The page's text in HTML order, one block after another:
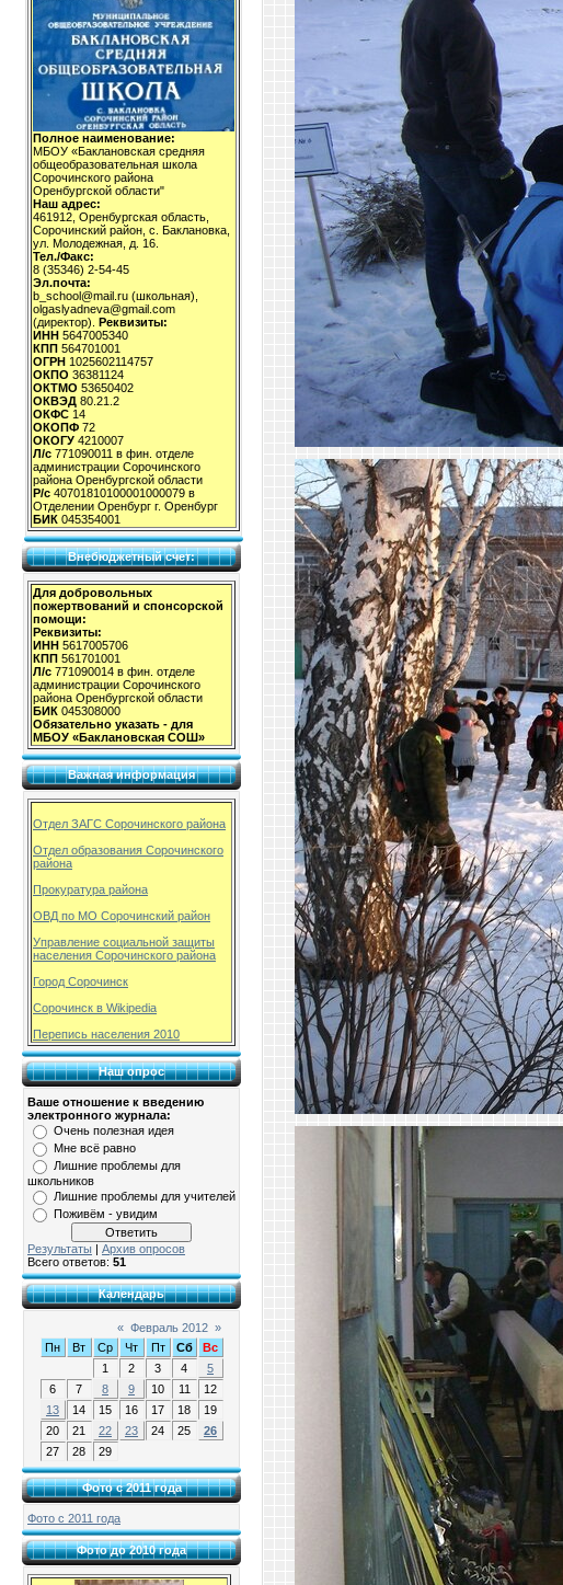
Полное наименование:
МБОУ «Баклановская средняя
общеобразовательная школа
Сорочинского района
Оренбургской области"
Наш адрес:
461912, Оренбургская область,
Сорочинский район, с. Баклановка,
ул. Молодежная, д. 16.
Тел./Факс:
8 (35346) 2-54-45
Эл.почта:
b_school@mail.ru (школьная),
olgaslyadneva@gmail.com
(директор). Реквизиты:
ИНН 5647005340
КПП 564701001
ОГРН 1025602114757
ОКПО 36381124
ОКТМО 53650402
ОКВЭД 80.21.2
ОКФС 14
ОКОПФ 72
ОКОГУ 4210007
Л/с 771090011 в фин. отделе
администрации Сорочинского
района Оренбургской области
Р/с 40701810100001000079 в
Отделении Оренбург г. Оренбург
БИК 045354001
Внебюджетный счет:
Для добровольных
пожертвований и спонсорской
помощи:
Реквизиты:
ИНН 5617005706
КПП 561701001
Л/с 771090014 в фин. отделе
администрации Сорочинского
района Оренбургской области
БИК 045308000
Обязательно указать - для
МБОУ «Баклановская СОШ»
Важная информация
Отдел ЗАГС Сорочинского района
Отдел образования Сорочинского
района
Прокуратура района
ОВД по МО Сорочинский район
Управление социальной защиты
населения Сорочинского района
Город Сорочинск
Сорочинск в Wikipedia
Перепись населения 2010
Наш опрос
Ваше отношение к введению
электронного журнала:
Очень полезная идея
Мне всё равно
Лишние проблемы для
школьников
Лишние проблемы для учителей
Поживём - увидим
Результаты
Архив опросов
Всего ответов: 51
Календарь
« Февраль 2012 »
Пн
Вт Ср Чт Пт Сб
Вс
1
2 3 4
5
6
7 8 9 10 11
12
13
14 15 16 17 18
19
20
21 22 23 24 25
26
27
28 29
Фото с 2011 года
Фото с 2011 года
Фото до 2010 года